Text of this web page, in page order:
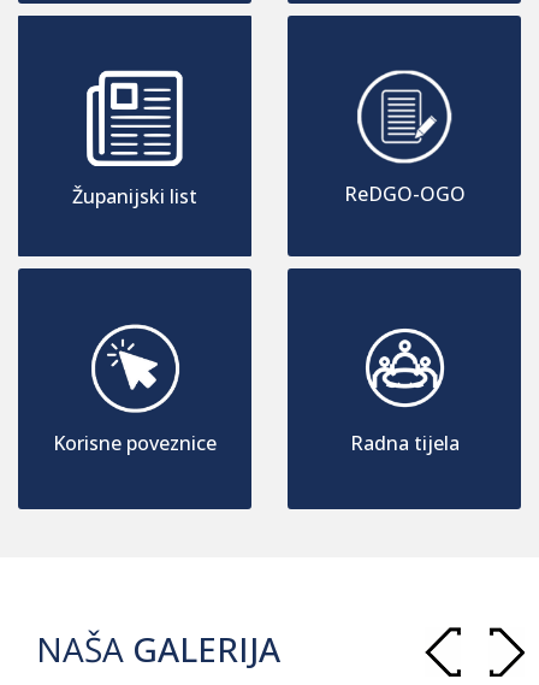
Županijski list
Korisne poveznice
ReDGO-OGO
Radna tijela
NAŠA GALERIJA